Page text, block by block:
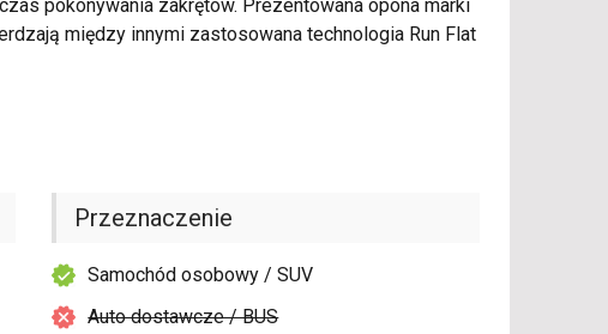
pokonywania zakrętów. Prezentowana opona marki
między innymi zastosowana technologia Run Flat
Przeznaczenie
Samochód osobowy / SUV
Auto dostawcze / BUS